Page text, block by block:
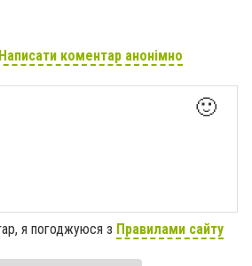
Написати коментар анонімно
🙂
я погоджуюся з Правилами сайту